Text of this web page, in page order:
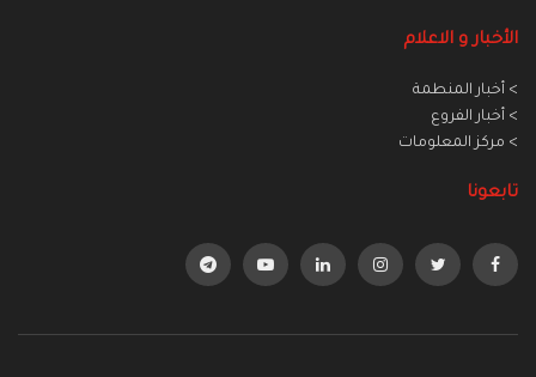
الأخبار و الاعلام
> أخبار المنطمة
> أخبار الفروع
> مركز المعلومات
تابعونا